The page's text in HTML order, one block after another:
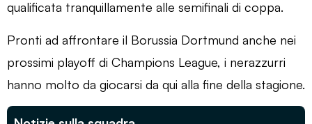
qualificata tranquillamente alle semifinali di coppa.
Pronti ad affrontare il Borussia Dortmund anche nei
prossimi playoff di Champions League, i nerazzurri
hanno molto da giocarsi da qui alla fine della stagione.